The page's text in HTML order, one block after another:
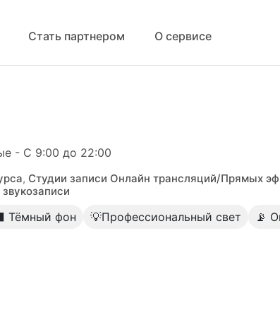
Стать партнером О сервисе
- С 9:00 до 22:00
, Студии записи Онлайн трансляций/Прямых
Тёмный фон 💡Профессиональный свет 📡